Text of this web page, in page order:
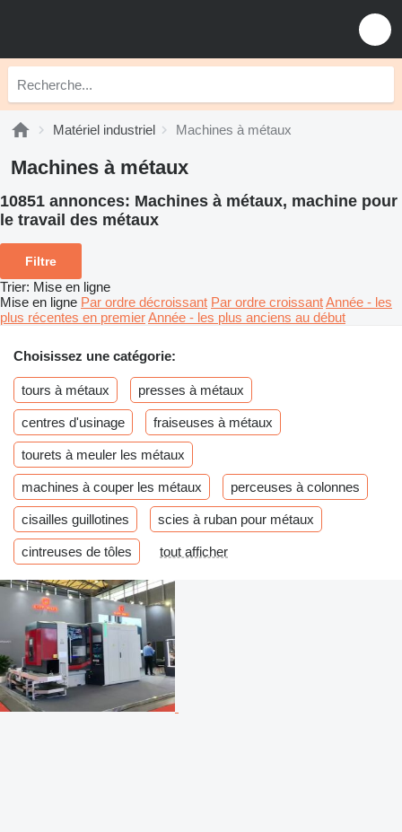
Matériel industriel Machines à métaux
Machines à métaux
10851 annonces: Machines à métaux, machine pour
le travail des métaux
Filtre
Trier: Mise en ligne
Mise en ligne Par ordre décroissant Par ordre croissantAnnée - les
plus récentes en premierAnnée - les plus anciens au début
Choisissez une catégorie:
tours à métaux presses à métaux
centres d'usinage fraiseuses à métaux
tourets à meuler les métaux
machines à couper les métaux perceuses à colonnes
cisailles guillotines scies à ruban pour métaux
cintreuses de tôles tout afficher